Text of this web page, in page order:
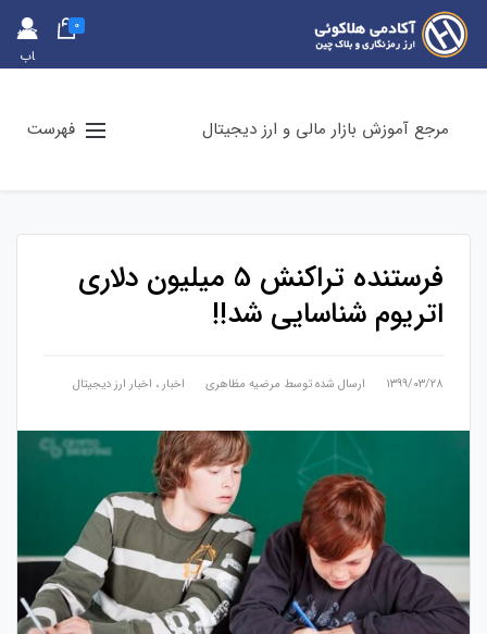
حس
اب
0
مرجع آموزش بازار مالی و ارز دیجیتال فهرست
فرستنده تراکنش 5 میلیون دلاری
اتریوم شناسایی شد!!
۱۳۹۹/۰۳/۲۸ ارسال شده توسط مرضیه مظاهری اخبار ، اخبار ارز دیجیتال